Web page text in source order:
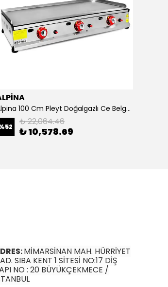
Alpina 100 Cm Pleyt Doğalgazlı Ce Belgeli
52 ₺ 22,064.46
₺ 10,578.69
MİMARSİNAN MAH. HÜRRİYET
SIBA KENT 1 SİTESİ NO:17 DİŞ
NO : 20 BÜYÜKÇEKMECE /